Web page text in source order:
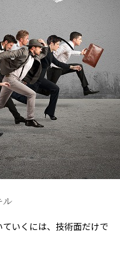
ル
いくには、技術面だけで